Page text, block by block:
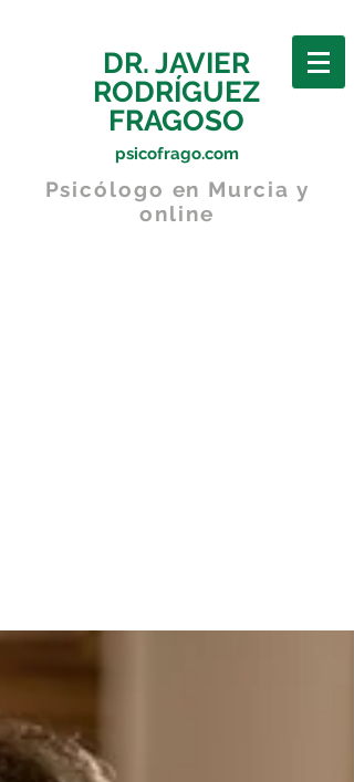
DR. JAVIER
RODRÍGUEZ
FRAGOSO
psicofrago.com
Psicólogo en Murcia y
online